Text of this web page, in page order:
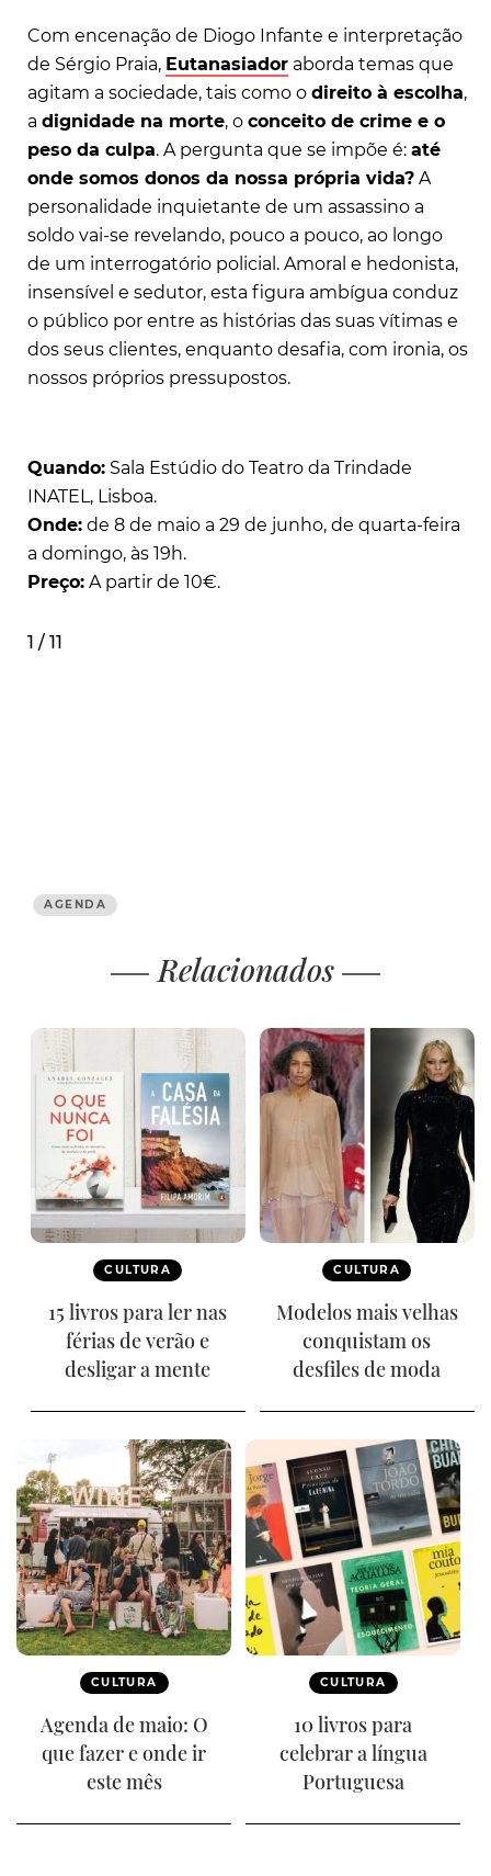
Com encenação de Diogo Infante e interpretação
de Sérgio Praia, Eutanasiador aborda temas que
agitam a sociedade, tais como o direito à escolha,
a dignidade na morte, o conceito de crime e o
peso da culpa. A pergunta que se impõe é: até
onde somos donos da nossa própria vida? A
personalidade inquietante de um assassino a
soldo vai-se revelando, pouco a pouco, ao longo
de um interrogatório policial. Amoral e hedonista,
insensível e sedutor, esta figura ambígua conduz
o público por entre as histórias das suas vítimas e
dos seus clientes, enquanto desafia, com ironia, os
nossos próprios pressupostos.
Quando: Sala Estúdio do Teatro da Trindade
INATEL, Lisboa.
Onde: de 8 de maio a 29 de junho, de quarta-feira
a domingo, às 19h.
Preço: A partir de 10€.
1 / 11
AGENDA
Relacionados
CULTURA
15 livros para ler nas
férias de verão e
desligar a mente
CULTURA
Modelos mais velhas
conquistam os
desfiles de moda
CULTURA
Agenda de maio: O
que fazer e onde ir
este mês
CULTURA
10 livros para
celebrar a língua
Portuguesa